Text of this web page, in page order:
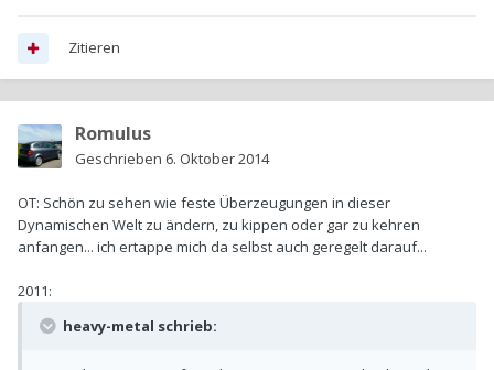
Zitieren
Romulus
Geschrieben 6. Oktober 2014
OT: Schön zu sehen wie feste Überzeugungen in dieser
Dynamischen Welt zu ändern, zu kippen oder gar zu kehren
anfangen... ich ertappe mich da selbst auch geregelt darauf...
2011:
heavy-metal schrieb: